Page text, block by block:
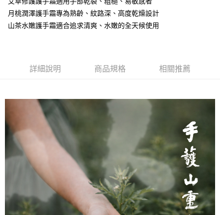
醒簡訊。
2.透過簡訊連結打開帳單後，可選擇「超商條碼／台灣大直營門市／銀行轉
帳／街口支付／iPASS MONEY」等通路繳費。
買賣價金債權讓與本公司後，依約使用本公司帳單繳交帳款。
3.完整用戶服務條款，請詳閱以下連結：
https://oppay.tw/userRule
１．於結帳方式選擇「AFTEE先享後付」後，將跳轉至「AFTEE先享後付」
結帳頁面，進行簡訊認證並確認金額後，即可完成結帳。
２．訂單成立數日內，您將收到繳費通知簡訊。
後付繳納相關費用。
客戶支援中心」https://netprotections.freshdesk.com/support/home
【注意事項】
１．透過由恩沛科技股份有限公司提供之「AFTEE先享後付」服務完成之交
易，需依本服務之必要範圍內提供個人資料，並將交易相關給付款項請求債
權轉讓予恩沛科技股份有限公司。
２．關於個人資料處理事宜，請瀏覽以下網址：
https://aftee.tw/terms/#terms3
３．未成年的使用者請事先徵得法定代理人或監護人之同意方可使用
「AFTEE先享後付」，若未經同意申辦者引起之損失，本公司不負相關責
４．使用「AFTEE先享後付」時，將依據個別帳號之用戶狀況，依本公司即
時審查核予不同之上限額度；若仍有額度不足之情形，本公司將視審查結果
請求用戶進行身份認證。
❌未開放，選取系統將直接取消訂單❌
每筆NT$999
每筆NT$280，滿NT$3,000(含以上)免運費
月桃潤澤護手霜專為熟齡、紋路深、高度乾燥設計
山茶水嫩護手霜適合追求清爽、水嫩的全天候使用
詳細說明 商品規格 相關推薦